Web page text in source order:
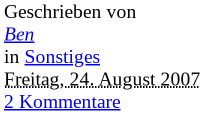
Geschrieben von
Ben
in Sonstiges
Freitag, 24. August 2007
2 Kommentare